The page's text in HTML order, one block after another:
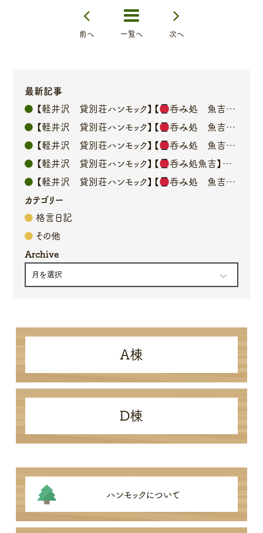
前へ 一覧へ 次へ
最新記事
【軽井沢 貸別荘ハンモック】【
呑み処 魚吉】オーナーブログ
【軽井沢 貸別荘ハンモック】【
呑み処 魚吉】オーナーブログ
【軽井沢 貸別荘ハンモック】【
呑み処 魚吉】オーナーブログ
【軽井沢 貸別荘ハンモック】【
呑み処魚吉】オーナーブログ
【軽井沢 貸別荘ハンモック】【
呑み処 魚吉】オーナーブログ
カテゴリー
格言日記
その他
Archive
A棟
D棟
ハンモックについて